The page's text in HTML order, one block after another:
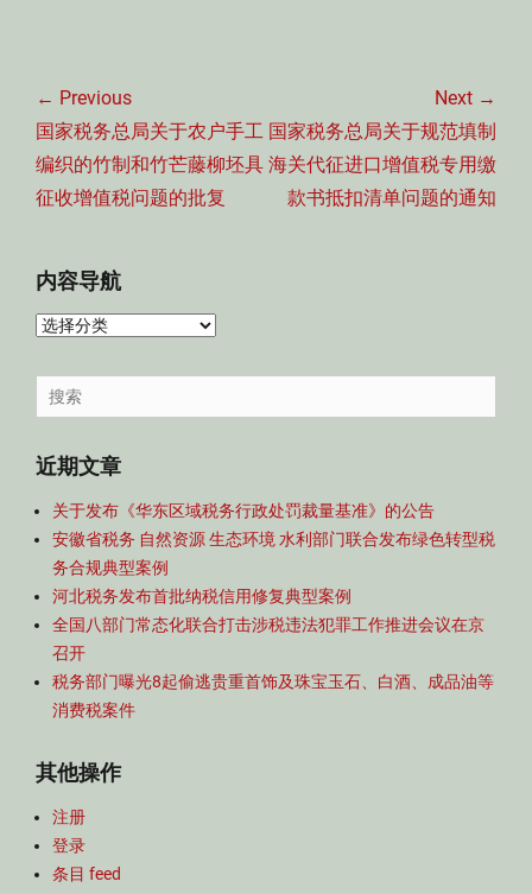
章
导
航
← Previous
Previous
post:
国家税务总局关于农户手工
编织的竹制和竹芒藤柳坯具
征收增值税问题的批复
Next →
Next
post:
国家税务总局关于规范填制
海关代征进口增值税专用缴
款书抵扣清单问题的通知
内容导航
内
导
航
Search
for:
近期文章
关于发布《华东区域税务行政处罚裁量基准》的公告
安徽省税务 自然资源 生态环境 水利部门联合发布绿色转型税
务合规典型案例
河北税务发布首批纳税信用修复典型案例
全国八部门常态化联合打击涉税违法犯罪工作推进会议在京
召开
税务部门曝光8起偷逃贵重首饰及珠宝玉石、白酒、成品油等
消费税案件
其他操作
注册
登录
条目 feed